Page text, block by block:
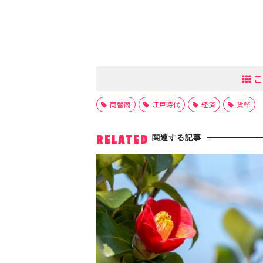
両替商 江戸時代 経済 貨幣
RELATED 関連する記事